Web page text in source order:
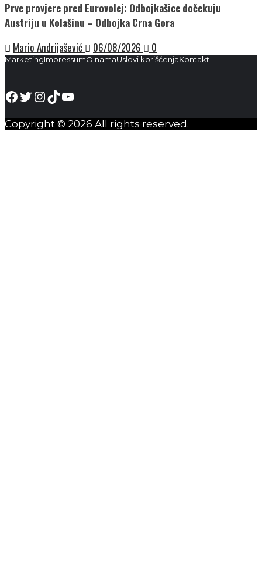
Prve provjere pred Eurovolej: Odbojkašice dočekuju
Austriju u Kolašinu – Odbojka Crna Gora
Mario Andrijašević
06/08/2026 0
MarketingImpressumO namaUslovi korišćenjaKontakt
Facebook
Twitter
Instagram
TikTok
YouTube
Copyright © 2026 All rights reserved.